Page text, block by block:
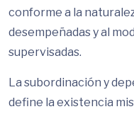
conforme a la
desempeñadas y al
supervisadas.
La subordinación y
define la existencia